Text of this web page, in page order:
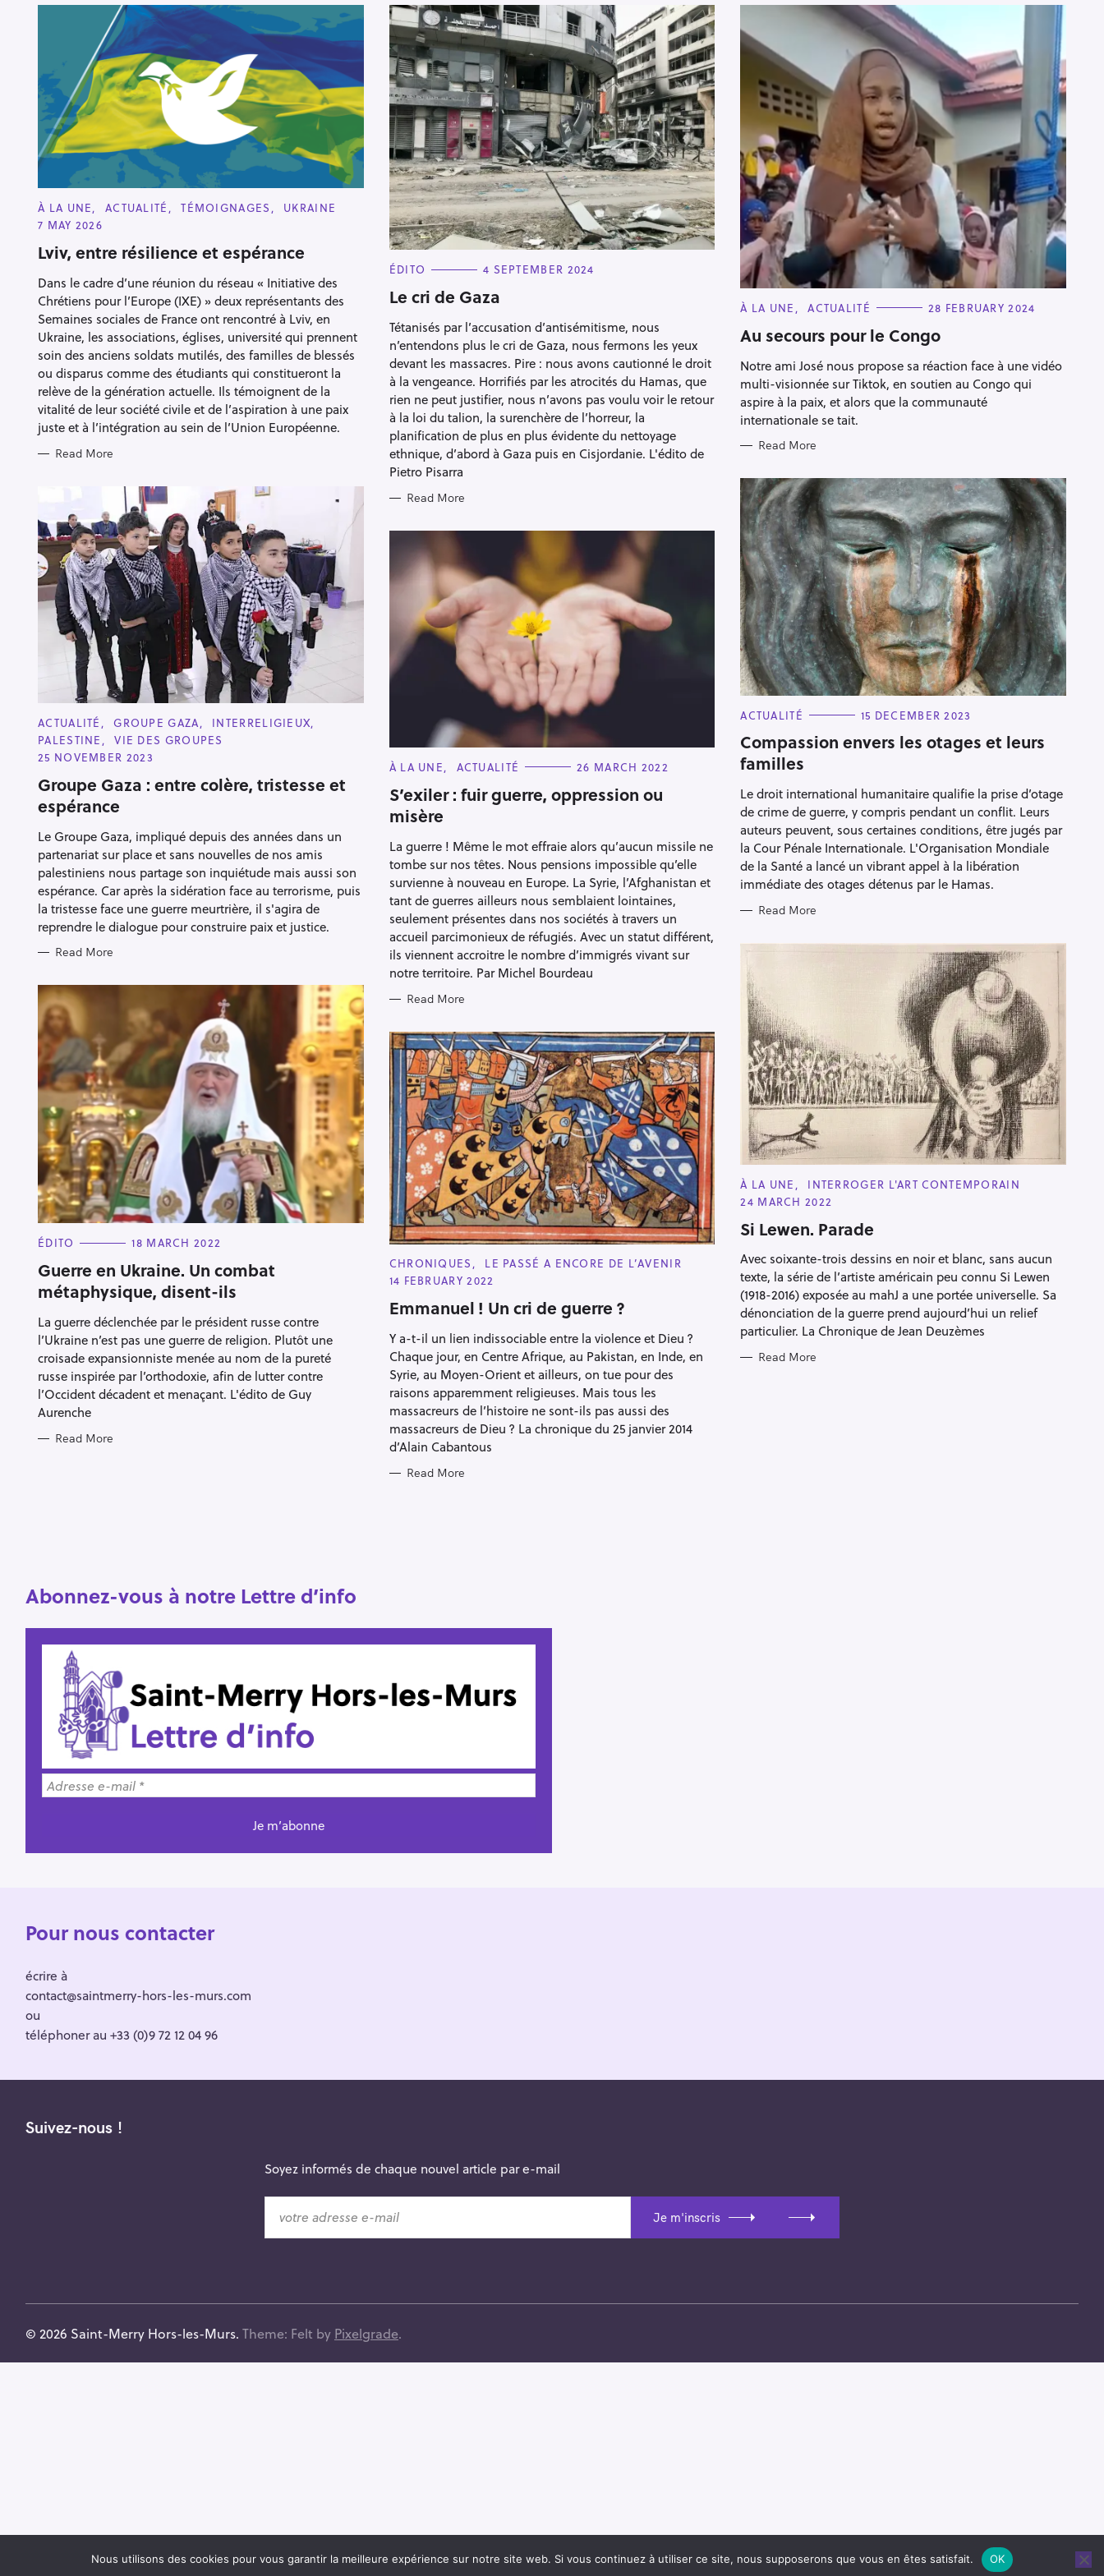
C
A
T
G
O
R
I
E
S
À LA UNE ACTUALITÉ TÉMOIGNAGES
UKRAINE
7 MAY 2026
Lviv, entre résilience et espérance
Dans le cadre d’une réunion du réseau « Initiative des
Chrétiens pour l’Europe (IXE) » deux représentants des
Semaines sociales de France ont rencontré à Lviv, en
Ukraine, les associations, églises, université qui prennent
soin des anciens soldats mutilés, des familles de blessés
ou disparus comme des étudiants qui constitueront la
relève de la génération actuelle. Ils témoignent de la
vitalité de leur société civile et de l’aspiration à une paix
juste et à l’intégration au sein de l’Union Européenne.
Read More
C
T
E
O
R
I
E
S
ÉDITO 4 SEPTEMBER 2024
Le cri de Gaza
Tétanisés par l’accusation d’antisémitisme, nous
n’entendons plus le cri de Gaza, nous fermons les yeux
devant les massacres. Pire : nous avons cautionné le droit
à la vengeance. Horrifiés par les atrocités du Hamas, que
rien ne peut justifier, nous n’avons pas voulu voir le retour
à la loi du talion, la surenchère de l’horreur, la
planification de plus en plus évidente du nettoyage
ethnique, d’abord à Gaza puis en Cisjordanie. L'édito de
Pietro Pisarra
Read More
C
T
E
O
R
I
E
S
À LA UNE ACTUALITÉ 28 FEBRUARY 2024
Au secours pour le Congo
Notre ami José nous propose sa réaction face à une vidéo
multi-visionnée sur Tiktok, en soutien au Congo qui
aspire à la paix, et alors que la communauté
internationale se tait.
Read More
C
T
E
G
O
I
E
S
ACTUALITÉ 15 DECEMBER 2023
Compassion envers les otages et leurs
familles
Le droit international humanitaire qualifie la prise d’otage
de crime de guerre, y compris pendant un conflit. Leurs
auteurs peuvent, sous certaines conditions, être jugés par
la Cour Pénale Internationale. L'Organisation Mondiale
de la Santé a lancé un vibrant appel à la libération
immédiate des otages détenus par le Hamas.
Read More
C
A
T
E
O
R
I
E
ACTUALITÉ GROUPE GAZA
INTERRELIGIEUX
PALESTINE
VIE DES GROUPES
25 NOVEMBER 2023
Groupe Gaza : entre colère, tristesse et
espérance
Le Groupe Gaza, impliqué depuis des années dans un
partenariat sur place et sans nouvelles de nos amis
palestiniens nous partage son inquiétude mais aussi son
espérance. Car après la sidération face au terrorisme, puis
la tristesse face une guerre meurtrière, il s'agira de
reprendre le dialogue pour construire paix et justice.
Read More
C
T
E
G
O
I
E
S
À LA UNE ACTUALITÉ 26 MARCH 2022
S’exiler : fuir guerre, oppression ou
misère
La guerre ! Même le mot effraie alors qu’aucun missile ne
tombe sur nos têtes. Nous pensions impossible qu’elle
survienne à nouveau en Europe. La Syrie, l’Afghanistan et
tant de guerres ailleurs nous semblaient lointaines,
seulement présentes dans nos sociétés à travers un
accueil parcimonieux de réfugiés. Avec un statut différent,
ils viennent accroitre le nombre d’immigrés vivant sur
notre territoire. Par Michel Bourdeau
Read More
C
T
G
O
R
I
E
S
À LA UNE
INTERROGER L'ART CONTEMPORAIN
24 MARCH 2022
Si Lewen. Parade
Avec soixante-trois dessins en noir et blanc, sans aucun
texte, la série de l’artiste américain peu connu Si Lewen
(1918-2016) exposée au mahJ a une portée universelle. Sa
dénonciation de la guerre prend aujourd’hui un relief
particulier. La Chronique de Jean Deuzèmes
Read More
C
T
E
G
O
I
E
S
ÉDITO 18 MARCH 2022
Guerre en Ukraine. Un combat
métaphysique, disent-ils
La guerre déclenchée par le président russe contre
l’Ukraine n’est pas une guerre de religion. Plutôt une
croisade expansionniste menée au nom de la pureté
russe inspirée par l’orthodoxie, afin de lutter contre
l’Occident décadent et menaçant. L'édito de Guy
Aurenche
Read More
C
A
T
G
R
I
E
S
CHRONIQUES
LE PASSÉ A ENCORE DE L’AVENIR
14 FEBRUARY 2022
Emmanuel ! Un cri de guerre ?
Y a-t-il un lien indissociable entre la violence et Dieu ?
Chaque jour, en Centre Afrique, au Pakistan, en Inde, en
Syrie, au Moyen-Orient et ailleurs, on tue pour des
raisons apparemment religieuses. Mais tous les
massacreurs de l’histoire ne sont-ils pas aussi des
massacreurs de Dieu ? La chronique du 25 janvier 2014
d’Alain Cabantous
Read More
Abonnez-vous à notre Lettre d’info
Pour nous contacter
écrire à
contact@saintmerry-hors-les-murs.com
ou
téléphoner au +33 (0)9 72 12 04 96
Suivez-nous !
Soyez informés de chaque nouvel article par e-mail
t
a
r
e
l
Je m'inscris
© 2026 Saint-Merry Hors-les-Murs. Theme: Felt by Pixelgrade.
S
e
a
r
c
h
f
o
r
Press Esc to cancel.
Nous utilisons des cookies pour vous garantir la meilleure expérience sur notre site web. Si vous continuez à utiliser ce site, nous supposerons que vous en êtes satisfait. OK